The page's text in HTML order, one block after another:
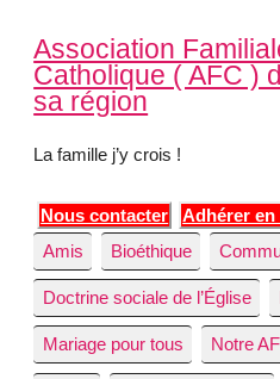
Association
Catholique ( AFC )
sa région
La famille j’y crois !
Nous contacter
Adhérer en
Amis
Bioéthique
Doctrine sociale de l’Église
Mariage pour tous Notre